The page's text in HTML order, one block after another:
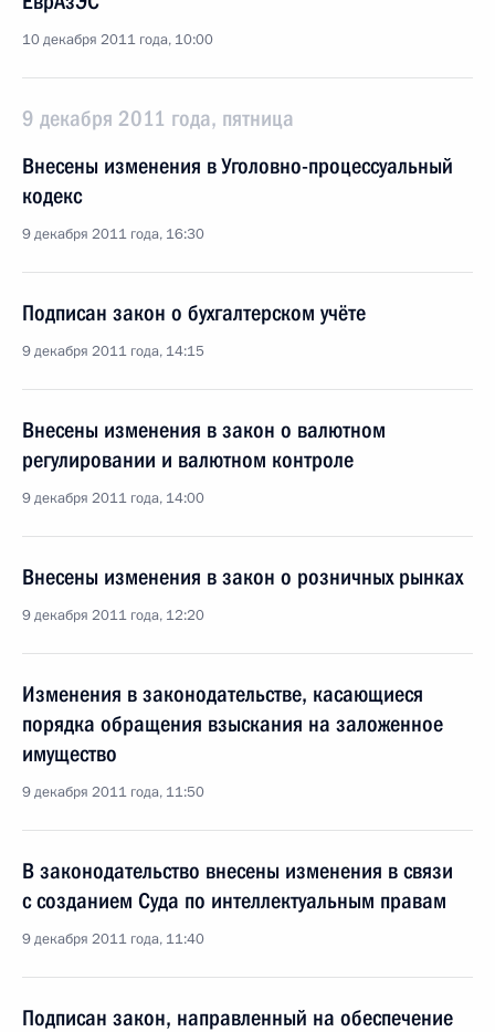
10 декабря 2011 года, 10:00
9 декабря 2011 года, пятница
Внесены изменения в Уголовно-процессуальный
кодекс
9 декабря 2011 года, 16:30
Подписан закон о бухгалтерском учёте
9 декабря 2011 года, 14:15
Внесены изменения в закон о валютном
регулировании и валютном контроле
9 декабря 2011 года, 14:00
Внесены изменения в закон о розничных рынках
9 декабря 2011 года, 12:20
Изменения в законодательстве, касающиеся
порядка обращения взыскания на заложенное
имущество
9 декабря 2011 года, 11:50
В законодательство внесены изменения в связи
с созданием Суда по интеллектуальным правам
9 декабря 2011 года, 11:40
Подписан закон, направленный на обеспечение